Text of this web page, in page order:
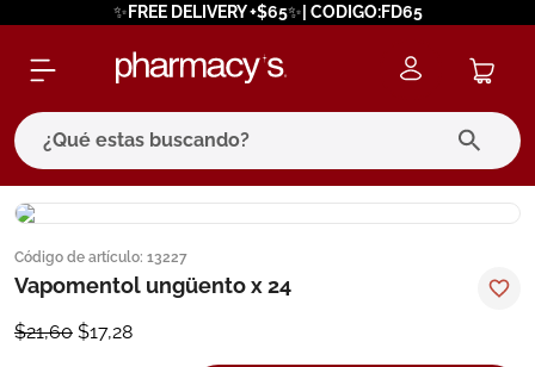
✨FREE DELIVERY +$65✨| CODIGO:FD65
¿Qué estas buscando?
Código de artículo: 13227
Vapomentol ungüento x 24
$21,60 $17,28
términos más buscados
1. eucerin
pilexil